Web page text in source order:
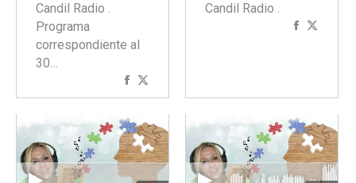
Candil Radio .
Programa
correspondiente al
30…
Compartir
con
Facebook
con
Twitter
Candil Radio .
Compartir